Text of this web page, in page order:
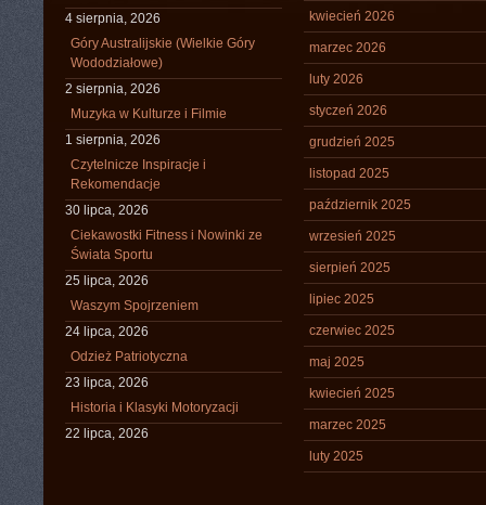
4 sierpnia, 2026
Góry Australijskie (Wielkie Góry
Wododziałowe)
2 sierpnia, 2026
Muzyka w Kulturze i Filmie
1 sierpnia, 2026
Czytelnicze Inspiracje i
Rekomendacje
30 lipca, 2026
Ciekawostki Fitness i Nowinki ze
Świata Sportu
25 lipca, 2026
Waszym Spojrzeniem
24 lipca, 2026
Odzież Patriotyczna
23 lipca, 2026
Historia i Klasyki Motoryzacji
22 lipca, 2026
kwiecień 2026
marzec 2026
luty 2026
styczeń 2026
grudzień 2025
listopad 2025
październik 2025
wrzesień 2025
sierpień 2025
lipiec 2025
czerwiec 2025
maj 2025
kwiecień 2025
marzec 2025
luty 2025